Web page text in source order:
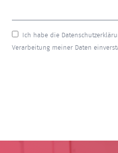
Ich habe die
Verarbeitung meiner Daten